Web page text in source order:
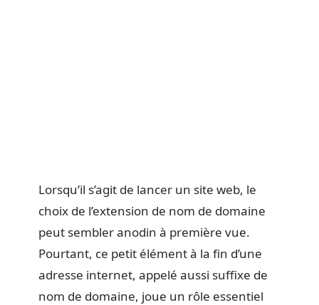
Lorsqu’il s’agit de lancer un site web, le
choix de l’extension de nom de domaine
peut sembler anodin à première vue.
Pourtant, ce petit élément à la fin d’une
adresse internet, appelé aussi suffixe de
nom de domaine, joue un rôle essentiel